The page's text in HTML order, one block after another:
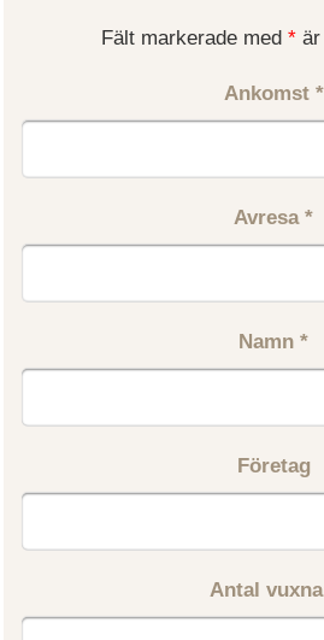
Fält markerade med *är
Ankomst *
Avresa *
Namn *
Företag
Antal vuxna